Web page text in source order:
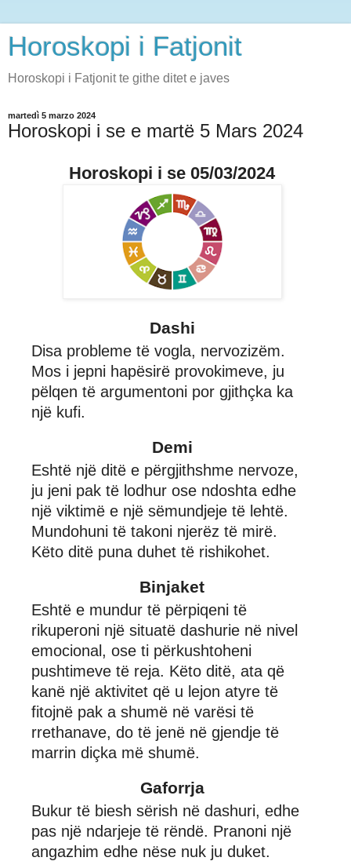
Horoskopi i Fatjonit
Horoskopi i Fatjonit te githe ditet e javes
martedì 5 marzo 2024
Horoskopi i se e martë 5 Mars 2024
Horoskopi i se 05/03/2024
Dashi
Disa probleme të vogla, nervozizëm.
Mos i jepni hapësirë provokimeve, ju
pëlqen të argumentoni por gjithçka ka
një kufi.
Demi
Eshtë një ditë e përgjithshme nervoze,
ju jeni pak të lodhur ose ndoshta edhe
një viktimë e një sëmundjeje të lehtë.
Mundohuni të takoni njerëz të mirë.
Këto ditë puna duhet të rishikohet.
Binjaket
Eshtë e mundur të përpiqeni të
rikuperoni një situatë dashurie në nivel
emocional, ose ti përkushtoheni
pushtimeve të reja. Këto ditë, ata që
kanë një aktivitet që u lejon atyre të
fitojnë pak a shumë në varësi të
rrethanave, do të jenë në gjendje të
marrin diçka më shumë.
Gaforrja
Bukur të biesh sërish në dashuri, edhe
pas një ndarjeje të rëndë. Pranoni një
angazhim edhe nëse nuk ju duket.